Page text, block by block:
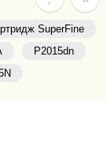
SuperFine
P2015dn